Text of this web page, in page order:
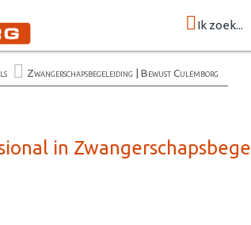
Ik zoek...
Zwangerschapsbegeleiding | Bewust Culemborg
in